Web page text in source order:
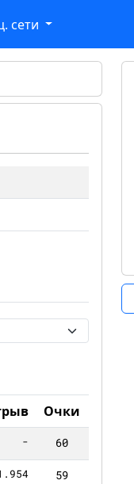
сети
Очки
- 60
59